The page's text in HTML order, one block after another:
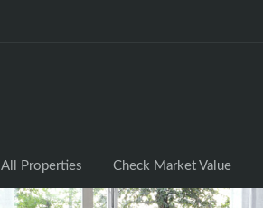
All Properties Check Market Value